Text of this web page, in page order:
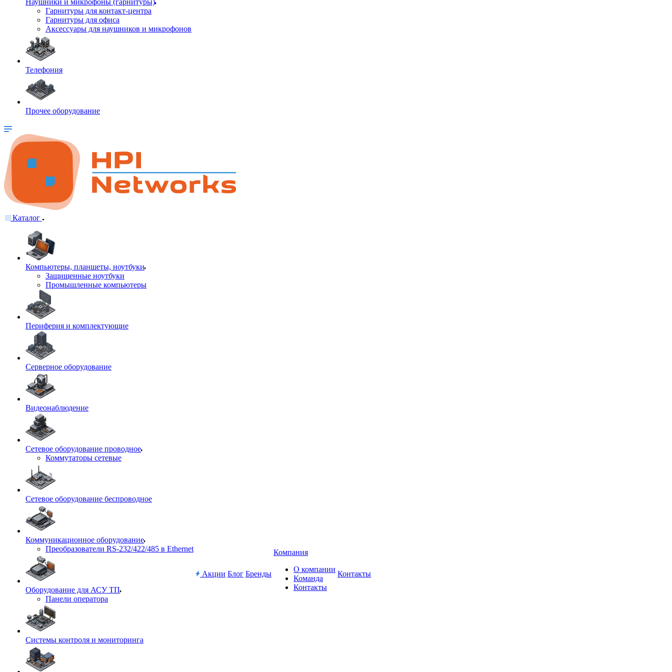
Наушники и микрофоны (гарнитуры)
Гарнитуры для контакт-центра
Гарнитуры для офиса
Аксессуары для наушников и микрофонов
Телефония
Прочее оборудование
Каталог
Компьютеры, планшеты, ноутбуки
Защищенные ноутбуки
Промышленные компьютеры
Периферия и комплектующие
Серверное оборудование
Видеонаблюдение
Сетевое оборудование проводное
Коммутаторы сетевые
Сетевое оборудование беспроводное
Коммуникационное оборудование
Преобразователи RS-232/422/485 в Ethernet
Оборудование для АСУ ТП
Панели оператора
Системы контроля и мониторинга
Акции Блог Бренды
Компания
О компании
Команда
Контакты
Контакты